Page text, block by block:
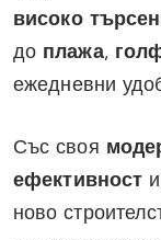
високо
до плажа,
ежедневни
Със своя
ефективност
ново